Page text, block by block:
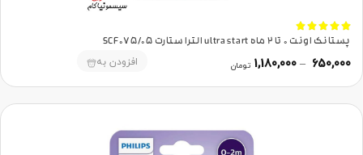





پستانک اونت 0 تا 2 ماه ultra start الترا ستارت SCF075/05
650,000
–
1,180,000 تومان افزودن به